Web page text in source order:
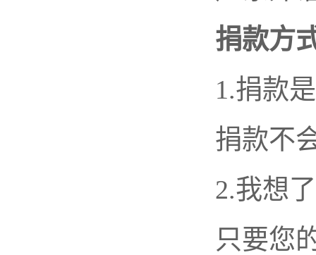
捐款方
1.捐款
捐款不
2.我想
只要您